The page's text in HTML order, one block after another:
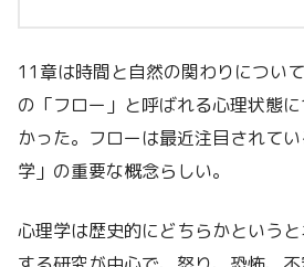
11章は時間と自然の関わりについ
の「フロー」と呼ばれる心理状態
かった。フローは最近注目されて
学」の重要な概念らしい。
心理学は歴史的にどちらかという